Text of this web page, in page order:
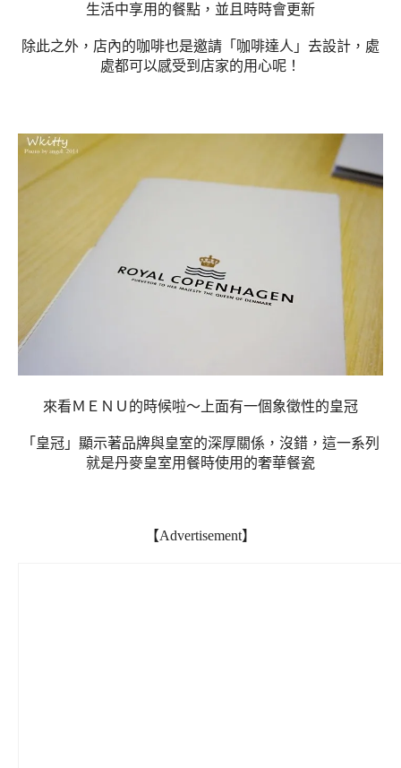
生活中享用的餐點，並且時時會更新
除此之外，店內的咖啡也是邀請「咖啡達人」去設計，處
處都可以感受到店家的用心呢！
來看ＭＥＮＵ的時候啦～上面有一個象徵性的皇冠
「皇冠」顯示著品牌與皇室的深厚關係，沒錯，這一系列
就是丹麥皇室用餐時使用的奢華餐瓷
【Advertisement】